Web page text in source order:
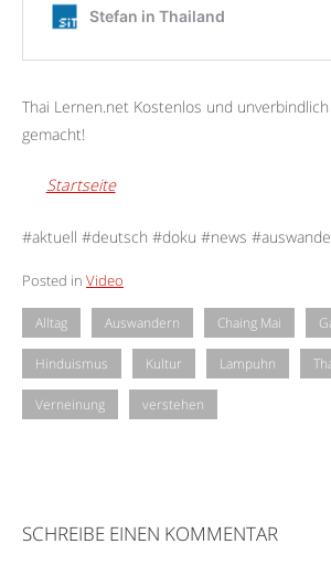
Thai Lernen.net Kostenlos und
gemacht!
Startseite
#aktuell #deutsch #doku #news
Posted in Video
Alltag Auswandern Chaing Mai
Hinduismus Kultur Lampuhn
Verneinung verstehen
SCHREIBE EINEN KOMMENTAR